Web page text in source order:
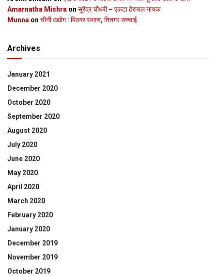
Amarnatha Mishra on सुरेंद्र चौधरी – एकटा हेरायल नायक
Munna on चीनी उद्योग : मिठगर स्‍मरण, तितगर सच्‍चाई
Archives
January 2021
December 2020
October 2020
September 2020
August 2020
July 2020
June 2020
May 2020
April 2020
March 2020
February 2020
January 2020
December 2019
November 2019
October 2019